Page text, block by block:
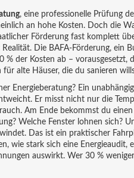
, eine professionelle Prüfung
an hohe Kosten. Doch die
Förderung fast komplett
Realität. Die BAFA-Förderung, ein
% der Kosten ab –
für alte Häuser, die du sanieren
Energieberatung? Ein
Er misst nicht nur die
Am Ende bekommst du
Welche Fenster lohnen sich?
Das ist ein praktischer
wie stark sich eine Energieaudit,
auswirkt. Wer 30 %